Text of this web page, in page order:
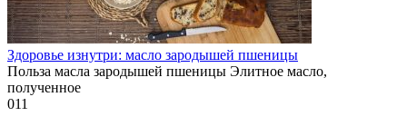
Здоровье изнутри: масло зародышей пшеницы
Польза масла зародышей пшеницы Элитное масло,
полученное
011